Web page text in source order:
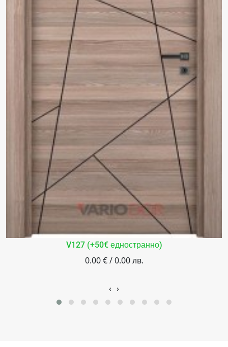
V127 (+50€ едностранно)
0.00 € / 0.00 лв.
‹ ›